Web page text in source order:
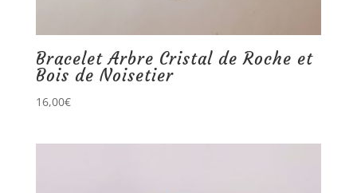
Bracelet Arbre Cristal de Roche et
Bois de Noisetier
16,00€